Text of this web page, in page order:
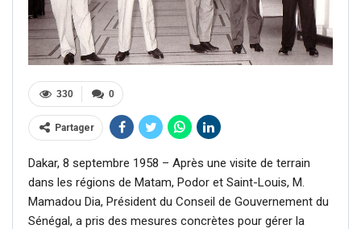
0
330
Partager
Dakar, 8 septembre 1958 – Après une visite de terrain
dans les régions de Matam, Podor et Saint-Louis, M.
Mamadou Dia, Président du Conseil de Gouvernement du
Sénégal, a pris des mesures concrètes pour gérer la